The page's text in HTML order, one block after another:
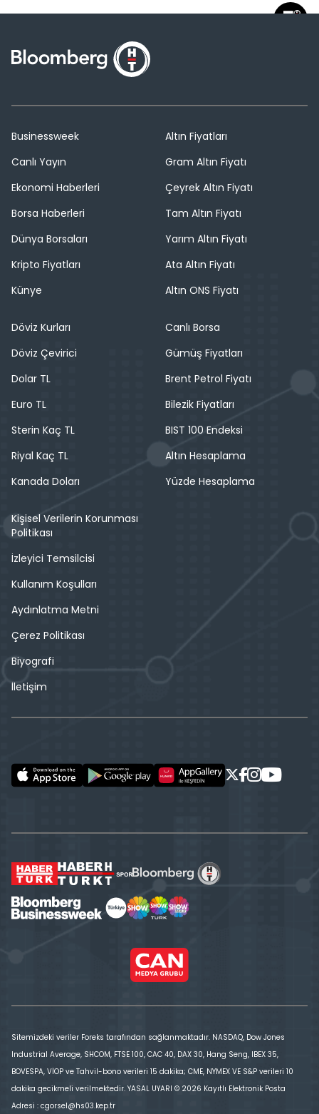
Businessweek
Canlı Yayın
Ekonomi Haberleri
Borsa Haberleri
Dünya Borsaları
Kripto Fiyatları
Künye
Altın Fiyatları
Gram Altın Fiyatı
Çeyrek Altın Fiyatı
Tam Altın Fiyatı
Yarım Altın Fiyatı
Ata Altın Fiyatı
Altın ONS Fiyatı
Döviz Kurları
Döviz Çevirici
Dolar TL
Euro TL
Sterin Kaç TL
Riyal Kaç TL
Kanada Doları
Canlı Borsa
Gümüş Fiyatları
Brent Petrol Fiyatı
Bilezik Fiyatları
BIST 100 Endeksi
Altın Hesaplama
Yüzde Hesaplama
Kişisel Verilerin Korunması
Politikası
İzleyici Temsilcisi
Kullanım Koşulları
Aydınlatma Metni
Çerez Politikası
Biyografi
İletişim
Sitemizdeki veriler Foreks tarafından sağlanmaktadır. NASDAQ, Dow Jones
Industrial Average, SHCOM, FTSE 100, CAC 40, DAX 30, Hang Seng, IBEX 35,
BOVESPA, VİOP ve Tahvil-bono verileri 15 dakika; CME, NYMEX VE S&P verileri 10
dakika gecikmeli verilmektedir. YASAL UYARI © 2026 Kayıtlı Elektronik Posta
Adresi : cgorsel@hs03.kep.tr